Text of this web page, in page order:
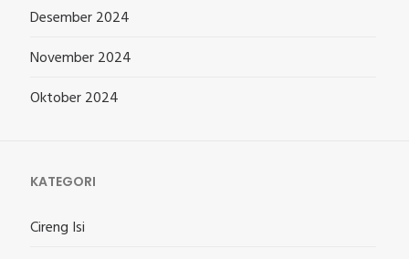
Desember 2024
November 2024
Oktober 2024
KATEGORI
Cireng Isi